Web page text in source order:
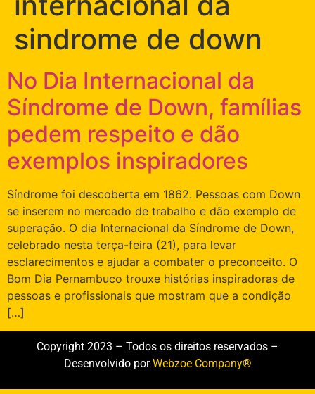
sindrome de down
No Dia Internacional da
Síndrome de Down, famílias
pedem respeito e dão
exemplos inspiradores
Síndrome foi descoberta em 1862. Pessoas com Down
se inserem no mercado de trabalho e dão exemplo de
superação. O dia Internacional da Síndrome de Down,
celebrado nesta terça-feira (21), para levar
esclarecimentos e ajudar a combater o preconceito. O
Bom Dia Pernambuco trouxe histórias inspiradoras de
pessoas e profissionais que mostram que a condição
[…]
Copyright 2023 – Todos os direitos reservados –
Desenvolvido porWebzoe Company®